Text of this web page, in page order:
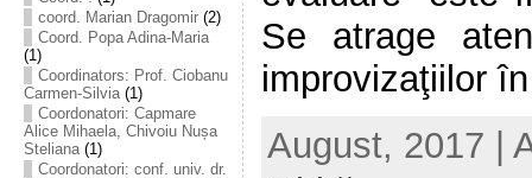
coord. Marian Dragomir(2)
Coord. Popa Adina-Maria
(1)
Coordinators: Prof. Ciobanu
Carmen-Silvia(1)
Coordonatori: Capmare
Alice Mihaela, Chivoiu Nușa
Steliana(1)
Coordonatori: conf. univ. dr.
Se atrage
improvizaţiilor
August, 2017 |